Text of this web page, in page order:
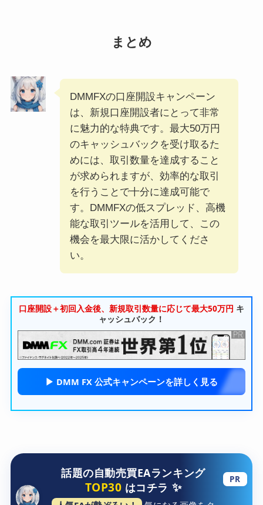
まとめ
DMMFXの口座開設キャンペーン
は、新規口座開設者にとって非常
に魅力的な特典です。最大50万円
のキャッシュバックを受け取るた
めには、取引数量を達成すること
が求められますが、効率的な取引
を行うことで十分に達成可能で
す。DMMFXの低スプレッド、高機
能な取引ツールを活用して、この
機会を最大限に活かしてくださ
い。
口座開設＋初回入金後、新規取引数量に応じて最大50万円 キ
ャッシュバック！
▶︎ DMM FX 公式キャンペーンを詳しく見る
話題の自動売買EAランキング
TOP30 はコチラ ✨ PR